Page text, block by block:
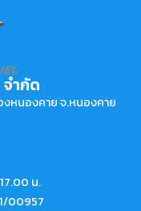
จำกัด
งหนองคาย จ.หนองคาย
น.
00957